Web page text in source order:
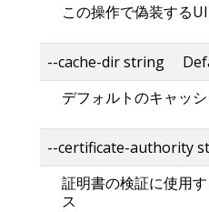
この操作で偽装する
--cache-dir string
デフォルトのキャッ
--certificate-authority
証明書の検証に使用
ス